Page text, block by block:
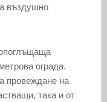
въздушно
ограда.
провеждане на
така и от